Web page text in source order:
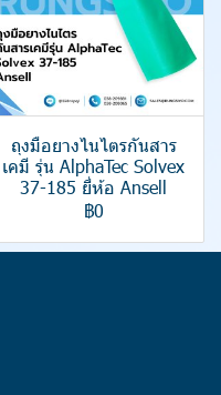
ถุงมือยางไนไตรกันสาร
เคมี รุ่น AlphaTec Solvex
37-185 ยี่ห้อ Ansell
฿0